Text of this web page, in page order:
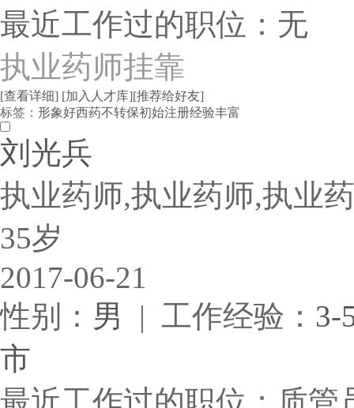
最近工作过的职位：无
执业药师挂靠
[查看详细] [加入人才库][推荐给好友]
标签： 形象好西药不转保初始注册经验丰富
刘光兵
执业药师,执业药师,执业
35岁
2017-06-21
性别： 男 | 工作经验： 3-
市